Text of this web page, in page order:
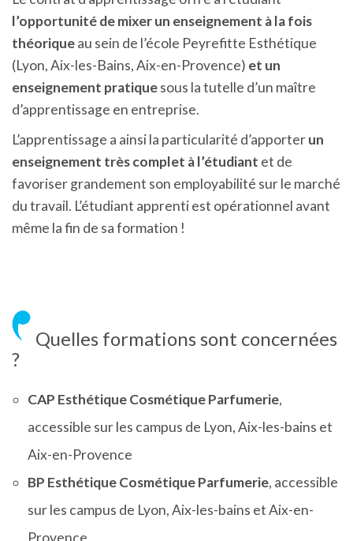
l’opportunité de mixer un enseignement à la fois
théoriqueau sein de l’école Peyrefitte Esthétique
(Lyon, Aix-les-Bains, Aix-en-Provence) et un
enseignement pratiquesous la tutelle d’un maître
d’apprentissage en entreprise.
L’apprentissage a ainsi la particularité d’apporterun
enseignement très complet à l’étudiant et de
favoriser grandement son employabilité sur le marché
du travail. L’étudiant apprenti est opérationnel avant
même la fin de sa formation !
Quelles formations sont concernées
?
CAP Esthétique Cosmétique Parfumerie,
accessible sur les campus de Lyon, Aix-les-bains et
Aix-en-Provence
BP Esthétique Cosmétique Parfumerie, accessible
sur les campus de Lyon, Aix-les-bains et Aix-en-
Provence